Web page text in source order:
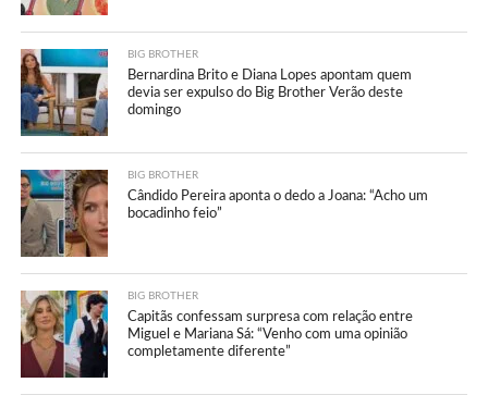
BIG BROTHER
Bernardina Brito e Diana Lopes apontam quem
devia ser expulso do Big Brother Verão deste
domingo
BIG BROTHER
Cândido Pereira aponta o dedo a Joana: “Acho um
bocadinho feio”
BIG BROTHER
Capitãs confessam surpresa com relação entre
Miguel e Mariana Sá: “Venho com uma opinião
completamente diferente”